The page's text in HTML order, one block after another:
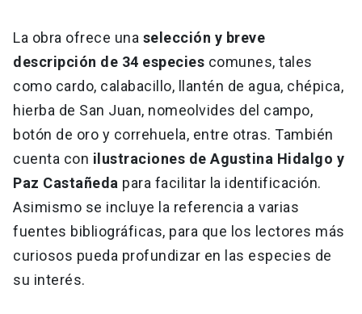
La obra ofrece una selección y breve
descripción de 34 especies comunes, tales
como cardo, calabacillo, llantén de agua, chépica,
hierba de San Juan, nomeolvides del campo,
botón de oro y correhuela, entre otras. También
cuenta con ilustraciones de Agustina Hidalgo y
Paz Castañeda para facilitar la identificación.
Asimismo se incluye la referencia a varias
fuentes bibliográficas, para que los lectores más
curiosos pueda profundizar en las especies de
su interés.